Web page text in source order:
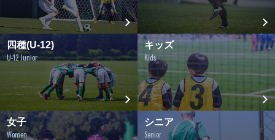
四種(U-12)
U-12 Junior
キッズ
Kids
女子
Women
シニア
Senior